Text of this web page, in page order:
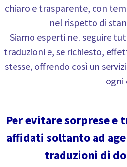
chiaro e trasparente, con
nel rispetto di
Siamo esperti nel seguire
traduzioni e, se richiesto,
stesse, offrendo così un
ogni
Per evitare sorprese e
affidati soltanto ad
traduzioni di